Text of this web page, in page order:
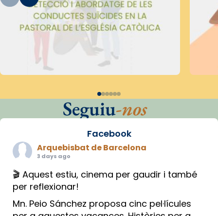
Seguiu-nos
Facebook
Arquebisbat de Barcelona
3 days ago
🎬 Aquest estiu, cinema per gaudir i també
per reflexionar!
Mn. Peio Sánchez proposa cinc pel·lícules